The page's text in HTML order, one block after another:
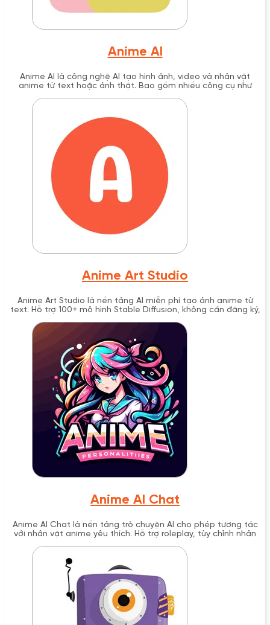
Anime AI
Anime AI là công nghệ AI tạo hình ảnh, video và nhân vật
anime từ text hoặc ảnh thật. Bao gồm nhiều công cụ như
Anime Art Studio
Anime Art Studio là nền tảng AI miễn phí tạo ảnh anime từ
text. Hỗ trợ 100+ mô hình Stable Diffusion, không cần đăng ký,
Anime AI Chat
Anime AI Chat là nền tảng trò chuyện AI cho phép tương tác
với nhân vật anime yêu thích. Hỗ trợ roleplay, tùy chỉnh nhân